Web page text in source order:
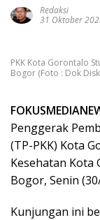
Redaksi
31 Oktober
PKK Kota Gorontalo
Bogor (Foto : Dok
Penggerak
(TP-PKK) Kota
Kesehatan Kota
Bogor, Senin
Kunjungan ini